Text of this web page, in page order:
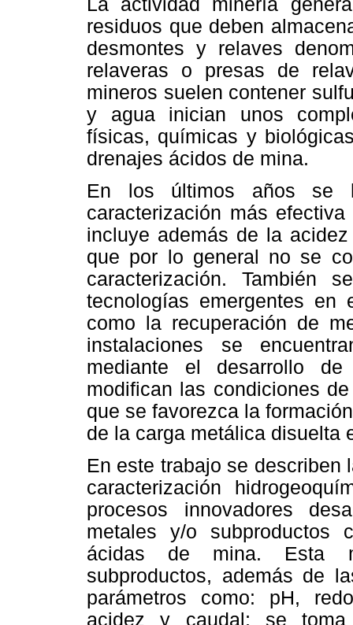
La actividad minería
residuos que deben
desmontes y relaves
relaveras o presas de
mineros suelen contener
y agua inician unos
físicas, químicas y
drenajes ácidos de mina.
En los últimos años se
caracterización más
incluye además de la
que por lo general no se
caracterización. También
tecnologías emergentes en
como la recuperación de
instalaciones se
mediante el desarrollo
modifican las condiciones
que se favorezca la
de la carga metálica disuelta
En este trabajo se describen
caracterización
procesos innovadores
metales y/o subproductos
ácidas de mina. Esta
subproductos, además de
parámetros como: pH,
acidez y caudal; se toma